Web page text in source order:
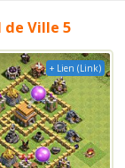
de Ville 5
+ Lien (Link)